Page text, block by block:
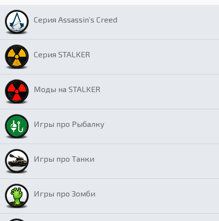
Серия Assassin’s Creed
Серия STALKER
Моды на STALKER
Игры про Рыбалку
Игры про Танки
Игры про Зомби